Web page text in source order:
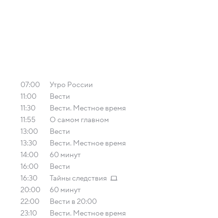
07:00
Утро России
11:00
Вести
11:30
Вести. Местное время
11:55
О самом главном
13:00
Вести
13:30
Вести. Местное время
14:00
60 минут
16:00
Вести
16:30
Тайны следствия
20:00
60 минут
22:00
Вести в 20:00
23:10
Вести. Местное время